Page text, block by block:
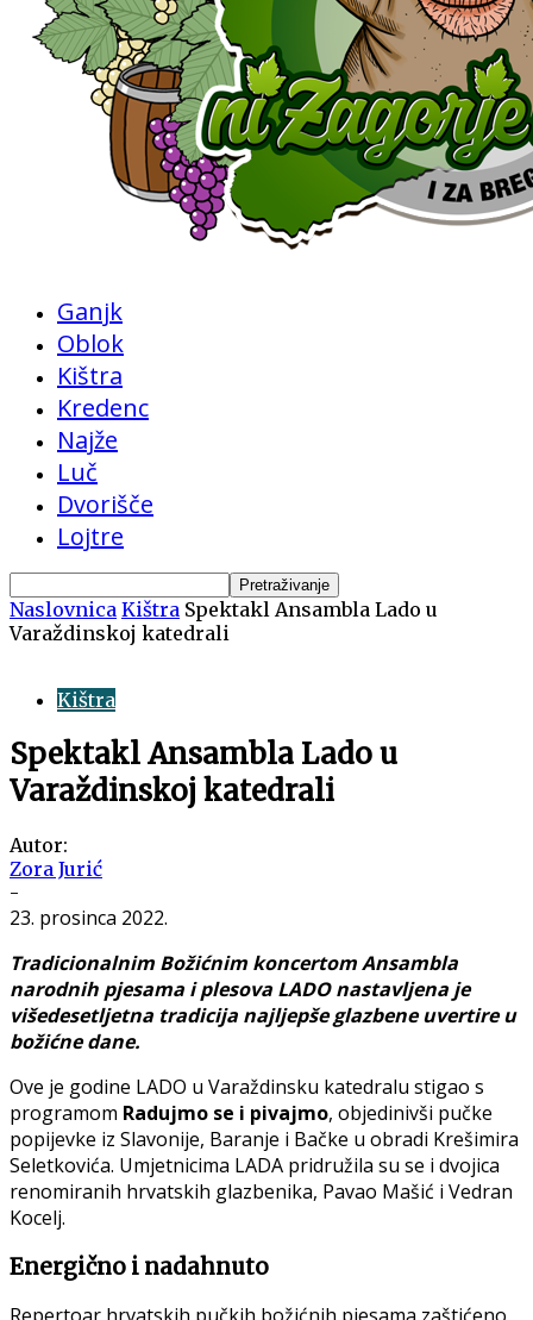
Ganjk
Oblok
Kištra
Kredenc
Najže
Luč
Dvorišče
Lojtre
Naslovnica Kištra Spektakl Ansambla Lado u
Varaždinskoj katedrali
Kištra
Spektakl Ansambla Lado u
Varaždinskoj katedrali
Autor:
Zora Jurić
-
23. prosinca 2022.
Tradicionalnim Božićnim koncertom Ansambla
narodnih pjesama i plesova LADO nastavljena je
višedesetljetna tradicija najljepše glazbene uvertire u
božićne dane.
Ove je godine LADO u Varaždinsku katedralu stigao s
programom Radujmo se i pivajmo, objedinivši pučke
popijevke iz Slavonije, Baranje i Bačke u obradi Krešimira
Seletkovića. Umjetnicima LADA pridružila su se i dvojica
renomiranih hrvatskih glazbenika, Pavao Mašić i Vedran
Kocelj.
Energično i nadahnuto